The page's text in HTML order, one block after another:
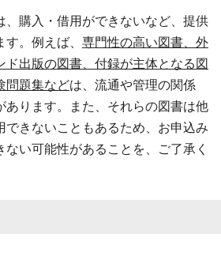
、購入・借用ができないなど、提供
。例えば、 専門性の高い図書、外
ド出版の図書、付録が主体となる図
問題集などは、流通や管理の関係
あります。また、それらの図書は他
できないこともあるため、お申込み
い可能性があることを、ご了承く